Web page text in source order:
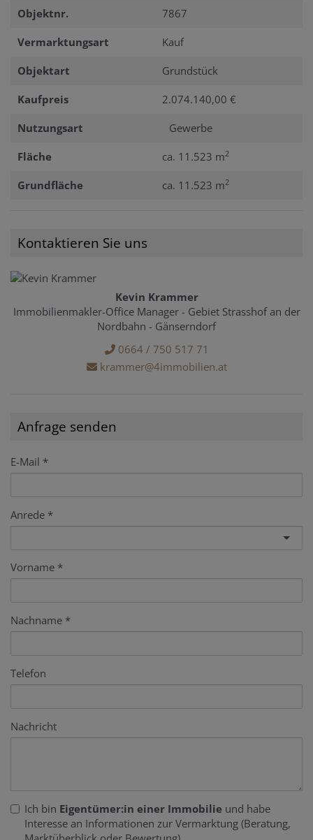
Objektnr. 7867
Vermarktungsart Kauf
Objektart Grundstück
Kaufpreis 2.074.140,00 €
Nutzungsart Gewerbe
Fläche ca. 11.523 m2
Grundfläche ca. 11.523 m2
Kontaktieren Sie uns
Kevin Krammer
Immobilienmakler-Office Manager - Gebiet Strasshof an der
Nordbahn - Gänserndorf
0664 / 750 517 71
krammer@4immobilien.at
Anfrage senden
E-Mail
Anrede
Vorname
Nachname
Telefon
Nachricht
Ich bin Eigentümer:in einer Immobilie und habe
Interesse an Informationen zur Vermarktung (Beratung,